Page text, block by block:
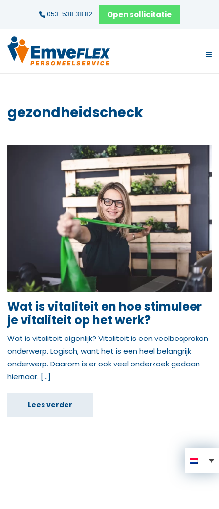
053-538 38 82 Open sollicitatie
gezondheidscheck
Wat is vitaliteit en hoe stimuleer
je vitaliteit op het werk?
Wat is vitaliteit eigenlijk? Vitaliteit is een veelbesproken
onderwerp. Logisch, want het is een heel belangrijk
onderwerp. Daarom is er ook veel onderzoek gedaan
hiernaar. […]
Lees verder